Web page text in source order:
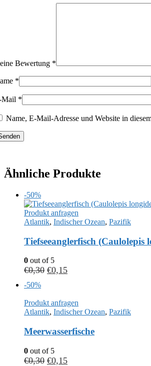
Bewertung *
*
Mail *
Name, E-Mail-Adresse und Website in
Ähnliche Produkte
-50%
Produkt anfragen
Atlantik, Indischer Ozean, Pazifik
Tiefseeanglerfisch (Caulolepis
0 out of 5
€0,30 €0,15
-50%
Produkt anfragen
Atlantik, Indischer Ozean, Pazifik
Meerwasserfische
0 out of 5
€0,30 €0,15